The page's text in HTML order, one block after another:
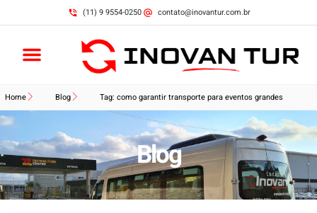
(11) 9 9554-0250 contato@inovantur.com.br
Home Blog Tag: como garantir transporte para eventos grandes
Blog